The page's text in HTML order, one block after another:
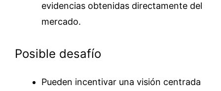
evidencias obtenidas directamente del
mercado.
Posible desafío
Pueden incentivar una visión centrada